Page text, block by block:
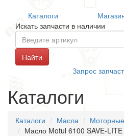
Каталоги
Искать запчасти в наличии
Запрос
Каталоги
Каталоги Масла Моторные
Масло Motul 6100 SAVE-